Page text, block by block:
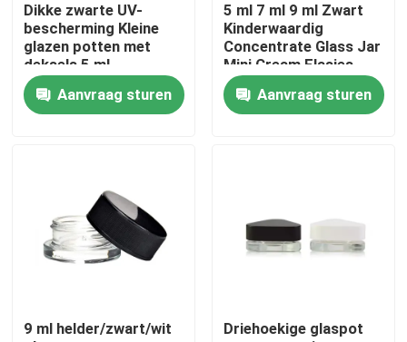
Fabrieksreis
Kwaliteitscontrole
Nieuws
De Kruiken van het glasconcentraat
Dikke zwarte UV-
bescherming Kleine
glazen potten met
deksels 5 ml
geconcentreerde
pottenAanvraag sturen
5 ml 7 ml 9 ml Zwart
Kinderwaardig
Concentrate Glass Jar
Mini Cream Flasjes
Cosmetische Zwarte
Containers potten met
deksel
Aanvraag sturen
9 ml helder/zwart/wit
Driehoekige glaspot